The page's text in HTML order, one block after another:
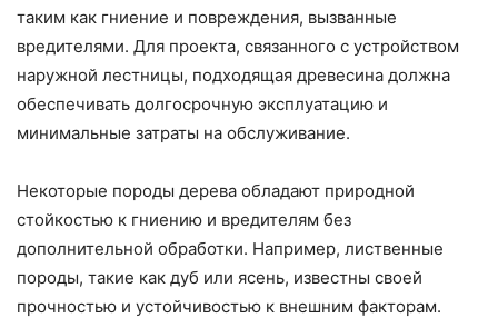
таким как гниение и повреждения, вызванные
вредителями. Для проекта, связанного с устройством
наружной лестницы, подходящая древесина должна
обеспечивать долгосрочную эксплуатацию и
минимальные затраты на обслуживание.
Некоторые породы дерева обладают природной
стойкостью к гниению и вредителям без
дополнительной обработки. Например, лиственные
породы, такие как дуб или ясень, известны своей
прочностью и устойчивостью к внешним факторам.